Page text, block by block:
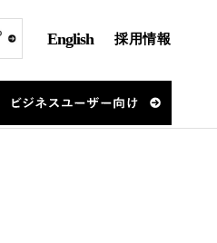
English 採用情報